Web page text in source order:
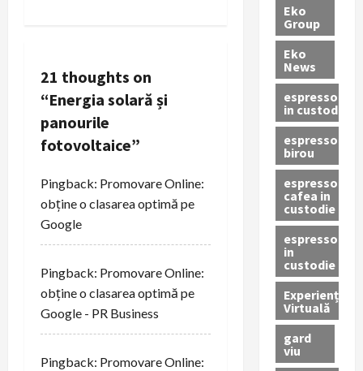
v
i
g
a
t
i
o
n
21 thoughts on
“Energia solară și
panourile
fotovoltaice”
Pingback: Promovare Online:
obține o clasarea optimă pe
Google
Pingback: Promovare Online:
obține o clasarea optimă pe
Google - PR Business
Pingback: Promovare Online:
Eko
Group
Eko
News
espressoare
in custodie
espressor
birou
espressor
cafea in
custodie
espressor
in
custodie
Experiență
Virtuală
gard
viu